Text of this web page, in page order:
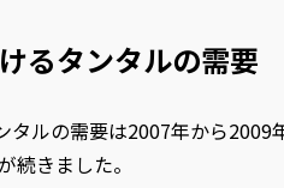
るタンタルの需要
タルの需要は2007年から
続きました。